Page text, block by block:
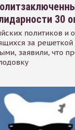
30
политиков и
за
заявили, что